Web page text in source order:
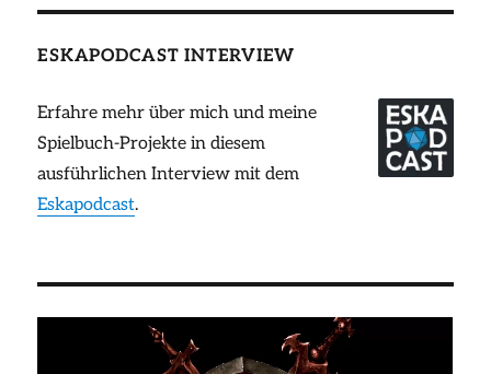
ESKAPODCAST INTERVIEW
Erfahre mehr über mich und meine
Spielbuch-Projekte in diesem
ausführlichen Interview mit dem
Eskapodcast.